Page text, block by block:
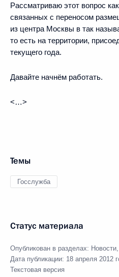
Рассматриваю этот вопрос
связанных с переносом
из центра Москвы в так
то есть на территории,
текущего года.
Давайте начнём работать.
<…>
Темы
Госслужба
Статус материала
Опубликован в разделах: Новости,
Дата публикации: 18 апреля 2012
Текстовая версия